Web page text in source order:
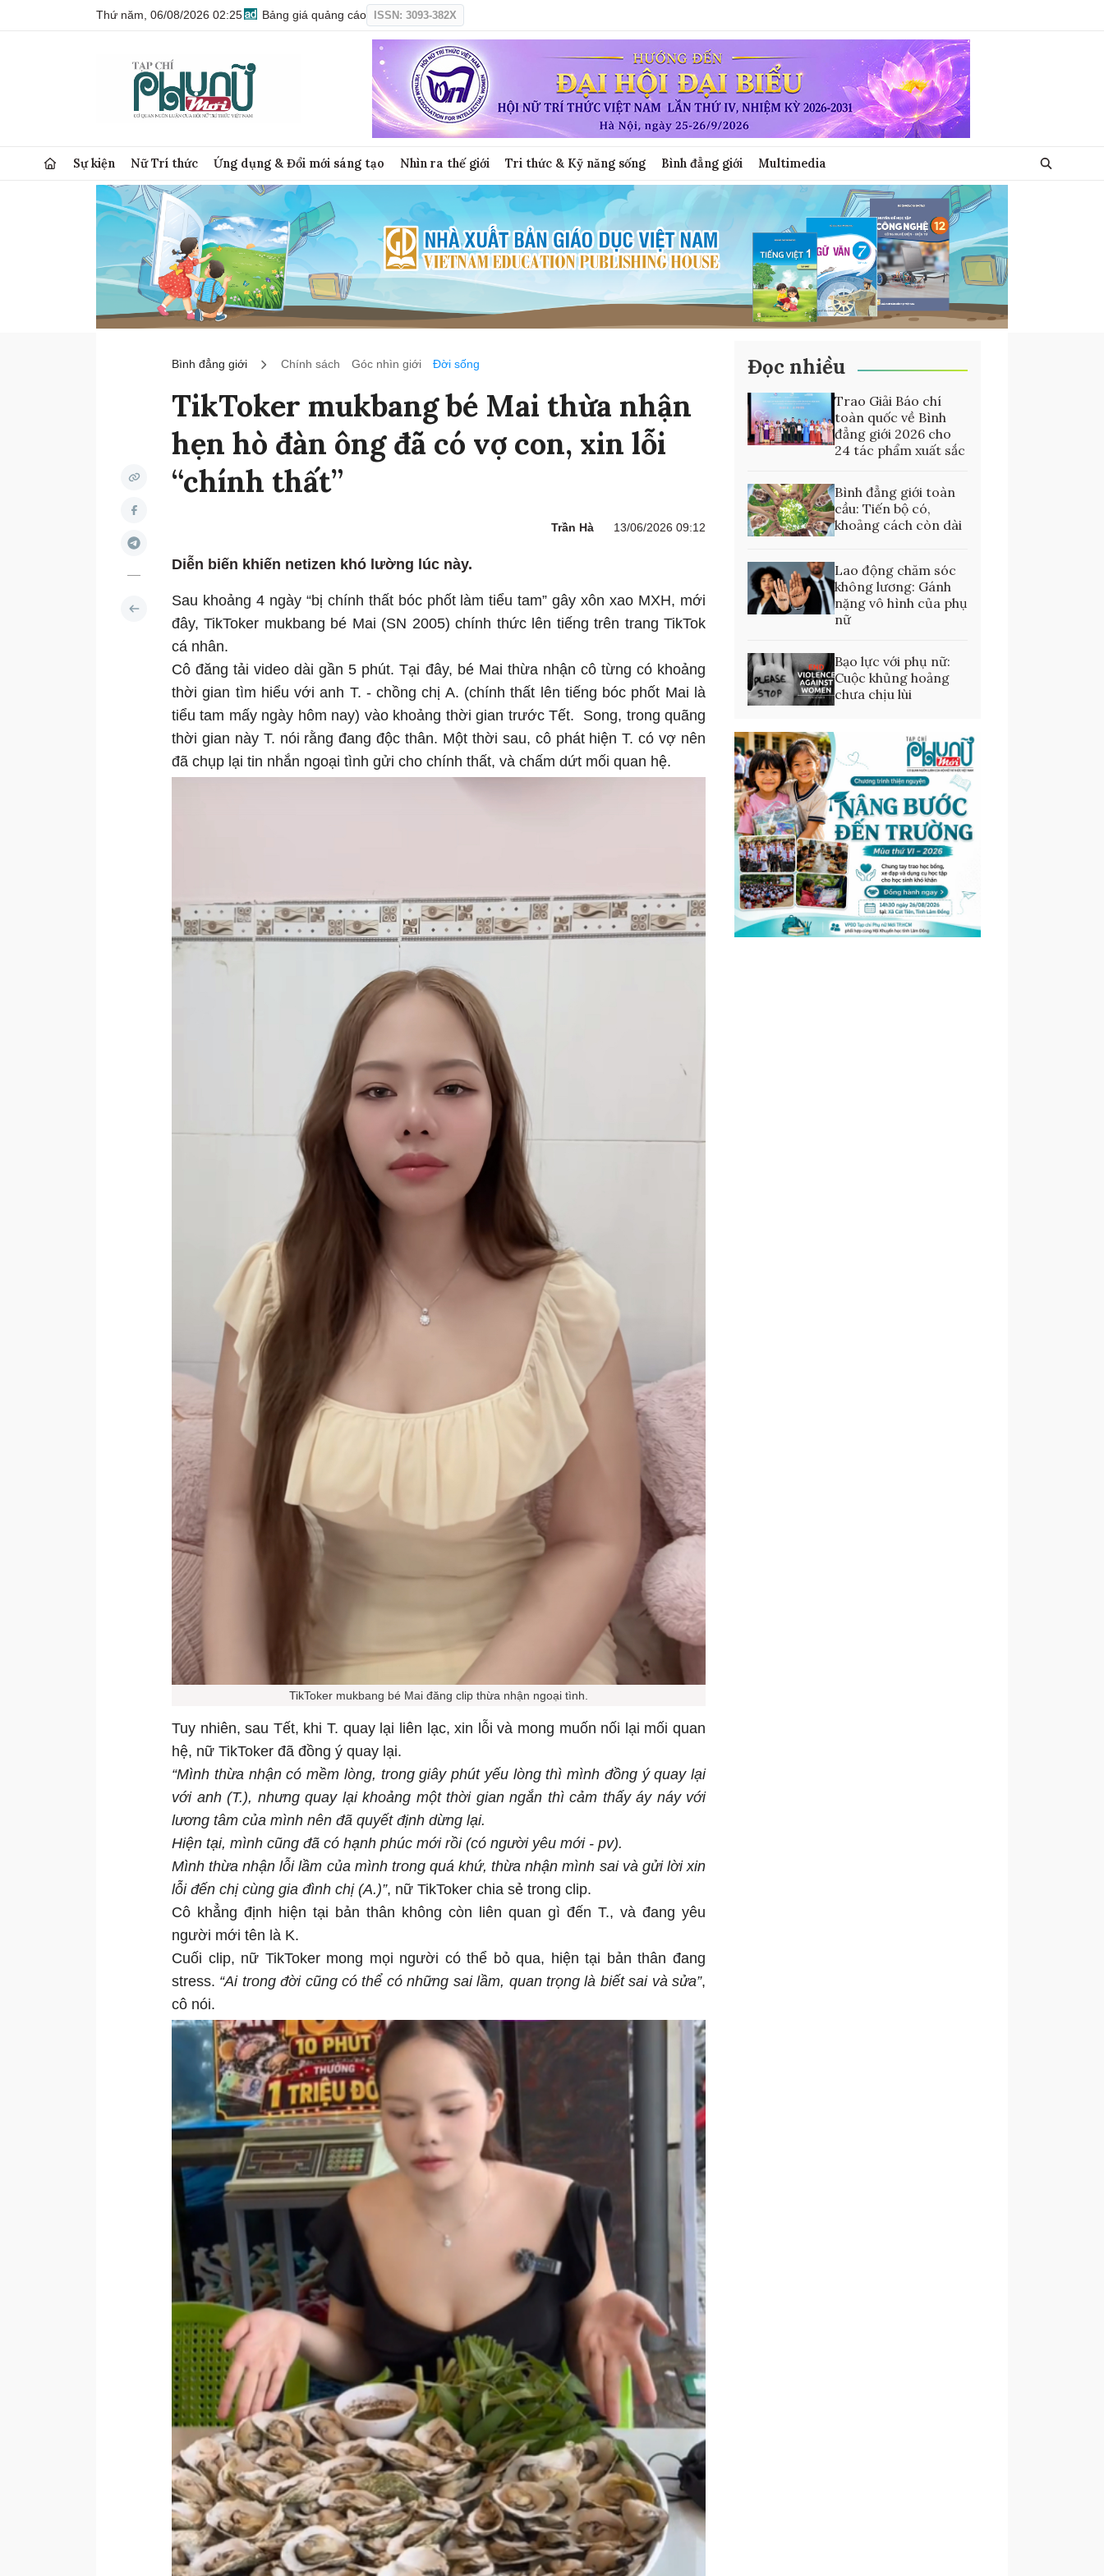
Thứ năm, 06/08/2026 02:25 Bảng giá quảng cáo ISSN: 3093-382X
Sự kiện Nữ Trí thức Ứng dụng & Đổi mới sáng tạo Nhìn ra thế giới Tri thức & Kỹ năng sống Bình đẳng giới Multimedia
Bình đẳng giới Chính sách Góc nhìn giới Đời sống
TikToker mukbang bé Mai thừa nhận
hẹn hò đàn ông đã có vợ con, xin lỗi
“chính thất”
Trần Hà 13/06/2026 09:12
Diễn biến khiến netizen khó lường lúc này.
Sau khoảng 4 ngày “bị chính thất bóc phốt làm tiểu tam” gây xôn xao MXH, mới
đây, TikToker mukbang bé Mai (SN 2005) chính thức lên tiếng trên trang TikTok
cá nhân.
Cô đăng tải video dài gần 5 phút. Tại đây, bé Mai thừa nhận cô từng có khoảng
thời gian tìm hiểu với anh T. - chồng chị A. (chính thất lên tiếng bóc phốt Mai là
tiểu tam mấy ngày hôm nay) vào khoảng thời gian trước Tết. Song, trong quãng
thời gian này T. nói rằng đang độc thân. Một thời sau, cô phát hiện T. có vợ nên
đã chụp lại tin nhắn ngoại tình gửi cho chính thất, và chấm dứt mối quan hệ.
TikToker mukbang bé Mai đăng clip thừa nhận ngoại tình.
Tuy nhiên, sau Tết, khi T. quay lại liên lạc, xin lỗi và mong muốn nối lại mối quan
hệ, nữ TikToker đã đồng ý quay lại.
“Mình thừa nhận có mềm lòng, trong giây phút yếu lòng thì mình đồng ý quay lại
với anh (T.), nhưng quay lại khoảng một thời gian ngắn thì cảm thấy áy náy với
lương tâm của mình nên đã quyết định dừng lại.
Hiện tại, mình cũng đã có hạnh phúc mới rồi (có người yêu mới - pv).
Mình thừa nhận lỗi lầm của mình trong quá khứ, thừa nhận mình sai và gửi lời xin
lỗi đến chị cùng gia đình chị (A.)”, nữ TikToker chia sẻ trong clip.
Cô khẳng định hiện tại bản thân không còn liên quan gì đến T., và đang yêu
người mới tên là K.
Cuối clip, nữ TikToker mong mọi người có thể bỏ qua, hiện tại bản thân đang
stress. “Ai trong đời cũng có thể có những sai lầm, quan trọng là biết sai và sửa”,
cô nói.
Đọc nhiều
Trao Giải Báo chí
toàn quốc về Bình
đẳng giới 2026 cho
24 tác phẩm xuất sắc
Bình đẳng giới toàn
cầu: Tiến bộ có,
khoảng cách còn dài
Lao động chăm sóc
không lương: Gánh
nặng vô hình của phụ
nữ
Bạo lực với phụ nữ:
Cuộc khủng hoảng
chưa chịu lùi